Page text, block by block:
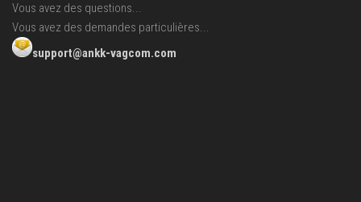
Vous avez des questions...
Vous avez des demandes particulières...
support@ankk-vagcom.com